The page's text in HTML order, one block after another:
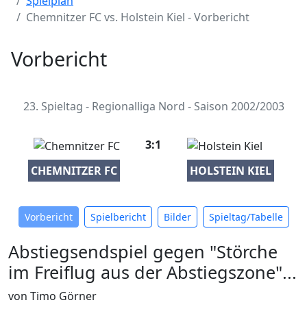
Chemnitzer FC vs. Holstein Kiel - Vorbericht
Vorbericht
23. Spieltag - Regionalliga Nord - Saison 2002/2003
CHEMNITZER FC
3:1
HOLSTEIN KIEL
Vorbericht Spielbericht Bilder Spieltag/Tabelle
Abstiegsendspiel gegen "Störche
im Freiflug aus der Abstiegszone"...
von Timo Görner